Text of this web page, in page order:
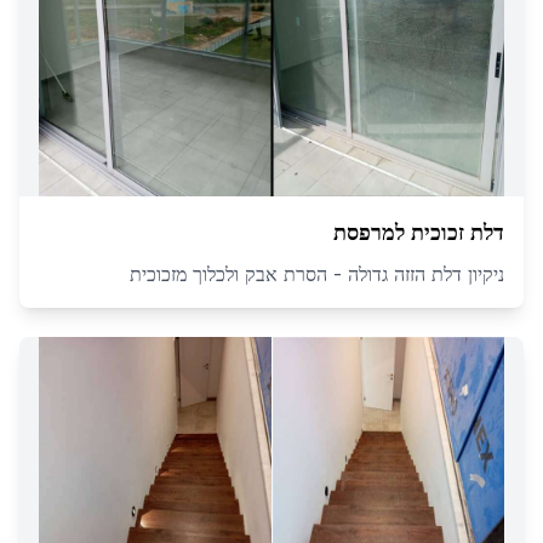
דלת זכוכית למרפסת
ניקיון דלת הזזה גדולה - הסרת אבק ולכלוך מזכוכית